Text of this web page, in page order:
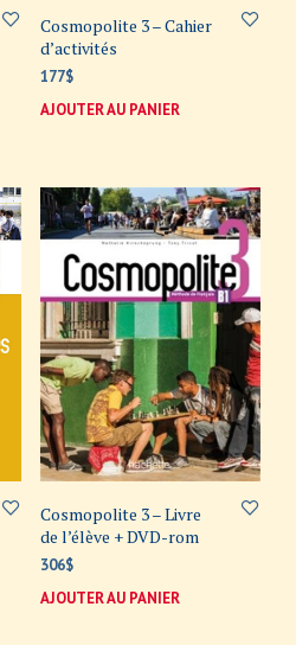
Cosmopolite 3 – Cahier
d’activités
177$
AJOUTER AU PANIER
Cosmopolite 3 – Livre
de l’élève + DVD-rom
306$
AJOUTER AU PANIER